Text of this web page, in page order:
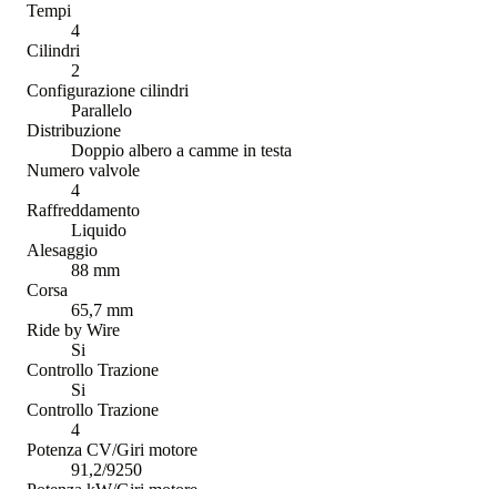
Tempi
4
Cilindri
2
Configurazione cilindri
Parallelo
Distribuzione
Doppio albero a camme in testa
Numero valvole
4
Raffreddamento
Liquido
Alesaggio
88 mm
Corsa
65,7 mm
Ride by Wire
Si
Controllo Trazione
Si
Controllo Trazione
4
Potenza CV/Giri motore
91,2/9250